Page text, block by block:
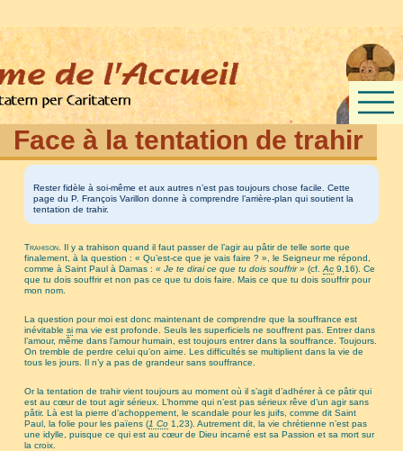
Face à la tentation de trahir
Rester fidèle à soi-même et aux autres n’est pas toujours chose facile. Cette
page du P. François Varillon donne à comprendre l’arrière-plan qui soutient la
tentation de trahir.
Trahison.
Il y a trahison quand il faut passer de l’agir au pâtir de telle sorte que
finalement, à la question : « Qu’est-ce que je vais faire ? », le Seigneur me répond,
comme à Saint Paul à Damas : « Je te dirai ce que tu dois souffrir » (cf. Ac9,16). Ce
que tu dois souffrir et non pas ce que tu dois faire. Mais ce que tu dois souffrir pour
mon nom.
La question pour moi est donc maintenant de comprendre que la souffrance est
inévitable sima vie est profonde. Seuls les superficiels ne souffrent pas. Entrer dans
l’amour, même dans l’amour humain, est toujours entrer dans la souffrance. Toujours.
On tremble de perdre celui qu’on aime. Les difficultés se multiplient dans la vie de
tous les jours. Il n’y a pas de grandeur sans souffrance.
Or la tentation de trahir vient toujours au moment où il s’agit d’adhérer à ce pâtir qui
est au cœur de tout agir sérieux. L’homme qui n’est pas sérieux rêve d’un agir sans
pâtir. Là est la pierre d’achoppement, le scandale pour les juifs, comme dit Saint
Paul, la folie pour les païens (1 Co1,23). Autrement dit, la vie chrétienne n’est pas
une idylle, puisque ce qui est au cœur de Dieu incarné est sa Passion et sa mort sur
la croix.